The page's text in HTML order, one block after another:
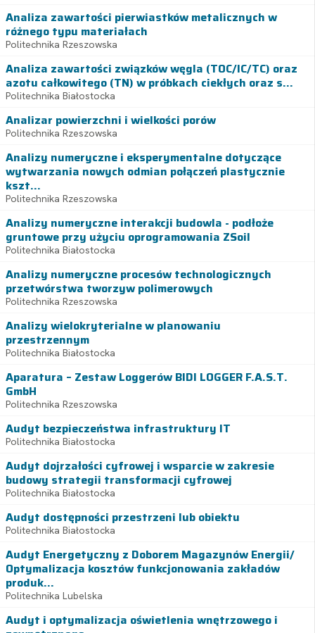
Analiza zawartości pierwiastków metalicznych w
różnego typu materiałach
Politechnika Rzeszowska
Analiza zawartości związków węgla (TOC/IC/TC) oraz
azotu całkowitego (TN) w próbkach ciekłych oraz s...
Politechnika Białostocka
Analizar powierzchni i wielkości porów
Politechnika Rzeszowska
Analizy numeryczne i eksperymentalne dotyczące
wytwarzania nowych odmian połączeń plastycznie
kszt...
Politechnika Rzeszowska
Analizy numeryczne interakcji budowla - podłoże
gruntowe przy użyciu oprogramowania ZSoil
Politechnika Białostocka
Analizy numeryczne procesów technologicznych
przetwórstwa tworzyw polimerowych
Politechnika Rzeszowska
Analizy wielokryterialne w planowaniu
przestrzennym
Politechnika Białostocka
Aparatura – Zestaw Loggerów BIDI LOGGER F.A.S.T.
GmbH
Politechnika Rzeszowska
Audyt bezpieczeństwa infrastruktury IT
Politechnika Białostocka
Audyt dojrzałości cyfrowej i wsparcie w zakresie
budowy strategii transformacji cyfrowej
Politechnika Białostocka
Audyt dostępności przestrzeni lub obiektu
Politechnika Białostocka
Audyt Energetyczny z Doborem Magazynów Energii/
Optymalizacja kosztów funkcjonowania zakładów
produk...
Politechnika Lubelska
Audyt i optymalizacja oświetlenia wnętrzowego i